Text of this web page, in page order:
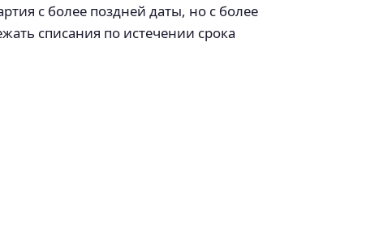
с более поздней даты, но с более
списания по истечении срока